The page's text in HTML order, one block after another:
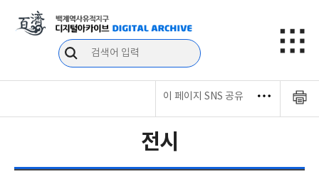
이 페이지 SNS 공유
전시